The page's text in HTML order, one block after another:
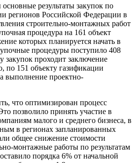
результаты закупок по
регионов Российской Федерации в
строительно-монтажных работ
процедура на 161 объект
которых планируется начать в
процедуры поступило 408
закупок проходит заключение
по 151 объекту газификации
выполнение проектно-
что оптимизирован процесс
позволило принять участие в
малого и среднего бизнеса, в
в регионах запланированных
общее снижение стоимости
монтажные работы по результатам
порядка 6% от начальной